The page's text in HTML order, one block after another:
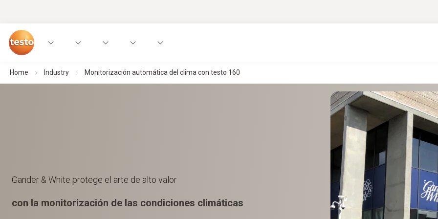
Home Industry Monitorización automática del clima con testo 160
Gander & White protege el arte de alto valor
con la monitorización de las condiciones climáticas